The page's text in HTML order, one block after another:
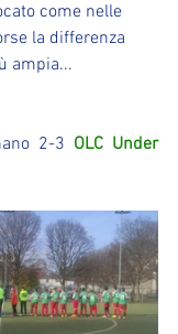
come nelle
la differenza
ampia...
2-3 OLC Under